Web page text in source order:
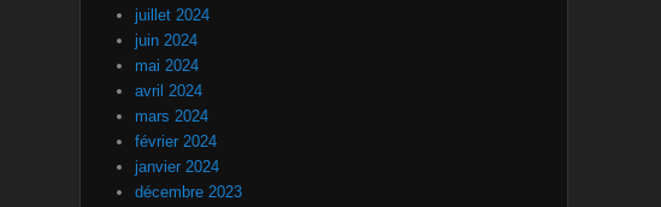
juillet 2024
juin 2024
mai 2024
avril 2024
mars 2024
février 2024
janvier 2024
décembre 2023